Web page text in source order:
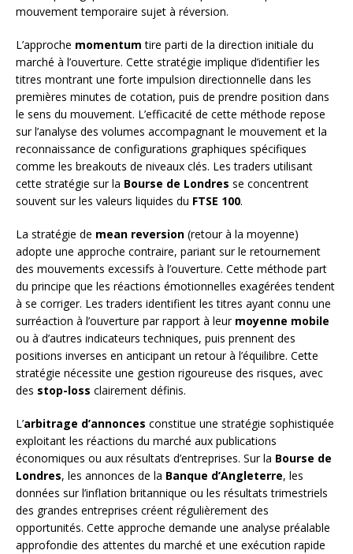
mouvement temporaire sujet à réversion.
L’approche momentum tire parti de la direction initiale du
marché à l’ouverture. Cette stratégie implique d’identifier les
titres montrant une forte impulsion directionnelle dans les
premières minutes de cotation, puis de prendre position dans
le sens du mouvement. L’efficacité de cette méthode repose
sur l’analyse des volumes accompagnant le mouvement et la
reconnaissance de configurations graphiques spécifiques
comme les breakouts de niveaux clés. Les traders utilisant
cette stratégie sur la Bourse de Londres se concentrent
souvent sur les valeurs liquides du FTSE 100.
La stratégie de mean reversion (retour à la moyenne)
adopte une approche contraire, pariant sur le retournement
des mouvements excessifs à l’ouverture. Cette méthode part
du principe que les réactions émotionnelles exagérées tendent
à se corriger. Les traders identifient les titres ayant connu une
surréaction à l’ouverture par rapport à leur moyenne mobile
ou à d’autres indicateurs techniques, puis prennent des
positions inverses en anticipant un retour à l’équilibre. Cette
stratégie nécessite une gestion rigoureuse des risques, avec
des stop-loss clairement définis.
L’arbitrage d’annonces constitue une stratégie sophistiquée
exploitant les réactions du marché aux publications
économiques ou aux résultats d’entreprises. Sur la Bourse de
Londres, les annonces de la Banque d’Angleterre, les
données sur l’inflation britannique ou les résultats trimestriels
des grandes entreprises créent régulièrement des
opportunités. Cette approche demande une analyse préalable
approfondie des attentes du marché et une exécution rapide